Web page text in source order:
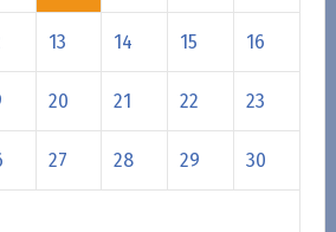
13 14 15 16
20 21 22 23
27 28 29 30